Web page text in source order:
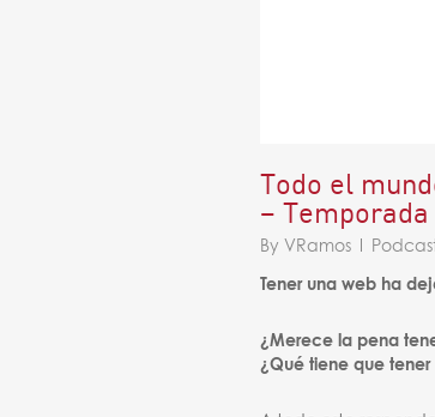
Todo el
– Temporada
By VRamos
Tener una web ha
¿Merece la pena
¿Qué tiene que